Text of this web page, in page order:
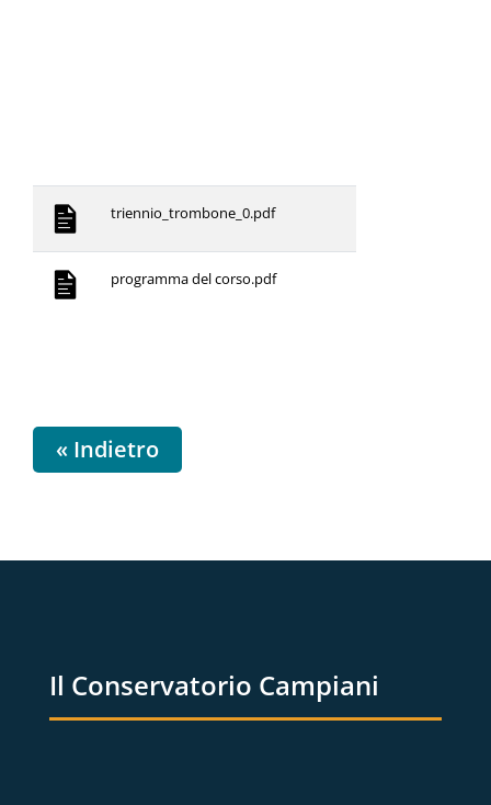
triennio_trombone_0.pdf
programma del corso.pdf
« Indietro
Il Conservatorio Campiani